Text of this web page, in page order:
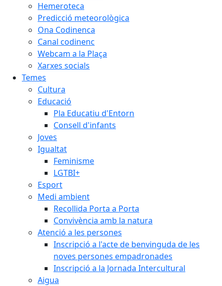
Hemeroteca
Predicció meteorològica
Ona Codinenca
Canal codinenc
Webcam a la Plaça
Xarxes socials
Temes
Cultura
Educació
Pla Educatiu d'Entorn
Consell d'infants
Joves
Igualtat
Feminisme
LGTBI+
Esport
Medi ambient
Recollida Porta a Porta
Convivència amb la natura
Atenció a les persones
Inscripció a l'acte de benvinguda de les
noves persones empadronades
Inscripció a la Jornada Intercultural
Aigua